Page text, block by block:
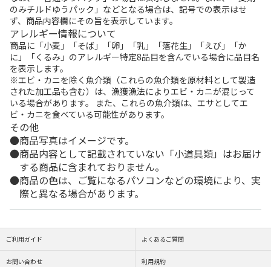
のみチルドゆうパック」などとなる場合は、記号での表示はせ
ず、商品内容欄にその旨を表示しています。
アレルギー情報について
商品に「小麦」「そば」「卵」「乳」「落花生」「えび」「か
に」「くるみ」のアレルギー特定8品目を含んでいる場合に品目名
を表示します。
※エビ・カニを除く魚介類（これらの魚介類を原材料として製造
された加工品も含む）は、漁獲漁法によりエビ・カニが混じって
いる場合があります。 また、これらの魚介類は、エサとしてエ
ビ・カニを食べている可能性があります。
その他
商品写真はイメージです。
商品内容として記載されていない「小道具類」はお届け
する商品に含まれておりません。
商品の色は、ご覧になるパソコンなどの環境により、実
際と異なる場合があります。
ご利用ガイド よくあるご質問
お問い合わせ 利用規約